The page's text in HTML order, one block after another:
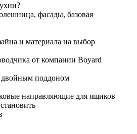
фасады, базовая
и материала на выбор
от компании Boyard
поддоном
направляющие для ящиков